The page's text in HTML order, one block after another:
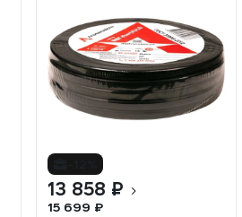
13 858 ₽
15 699 ₽